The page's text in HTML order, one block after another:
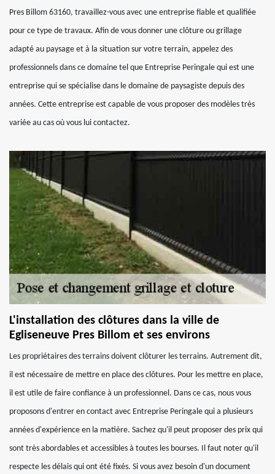
Pres Billom 63160, travaillez-vous avec une entreprise fiable et qualifiée
pour ce type de travaux. Afin de vous donner une clôture ou grillage
adapté au paysage et à la situation sur votre terrain, appelez des
professionnels dans ce domaine tel que Entreprise Peringale qui est une
entreprise qui se spécialise dans le domaine de paysagiste depuis des
années. Cette entreprise est capable de vous proposer des modèles très
variée au cas où vous lui contactez.
L'installation des clôtures dans la ville de
Egliseneuve Pres Billom et ses environs
Les propriétaires des terrains doivent clôturer les terrains. Autrement dit,
il est nécessaire de mettre en place des clôtures. Pour les mettre en place,
il est utile de faire confiance à un professionnel. Dans ce cas, nous vous
proposons d'entrer en contact avec Entreprise Peringale qui a plusieurs
années d'expérience en la matière. Sachez qu'il peut proposer des prix qui
sont très abordables et accessibles à toutes les bourses. Il faut noter qu'il
respecte les délais qui ont été fixés. Si vous avez besoin d'un document